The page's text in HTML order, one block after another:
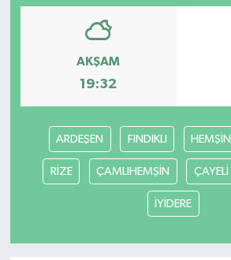
AKŞAM
19:32
ARDEŞEN FINDIKLI HEMŞİN
RİZE ÇAMLIHEMŞİN ÇAYELİ
İYİDERE
Bilim ve Teknoloji
Güvenlik